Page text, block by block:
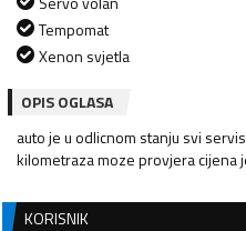
Tempomat
Xenon svjetla
OPIS OGLASA
auto je u odlicnom stanju svi
kilometraza moze provjera cijena
KORISNIK